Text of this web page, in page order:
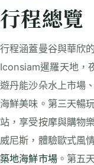
行程總覽
行程涵蓋曼谷與華欣
Iconsiam暹羅天地，
遊丹能沙朵水上市場
海鮮美味。第三天暢
站，享受按摩與購物
威尼斯，體驗歐式風
築地海鮮市場。第五